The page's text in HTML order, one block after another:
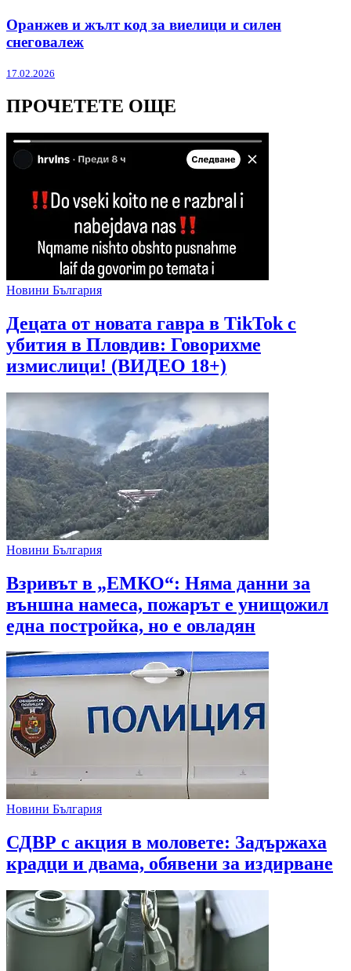
Оранжев и жълт код за виелици и силен
снеговалеж
17.02.2026
ПРОЧЕТЕТЕ ОЩЕ
Новини България
Децата от новата гавра в TikTok с
убития в Пловдив: Говорихме
измислици! (ВИДЕО 18+)
Новини България
Взривът в „ЕМКО“: Няма данни за
външна намеса, пожарът е унищожил
една постройка, но е овладян
Новини България
СДВР с акция в моловете: Задържаха
крадци и двама, обявени за издирване